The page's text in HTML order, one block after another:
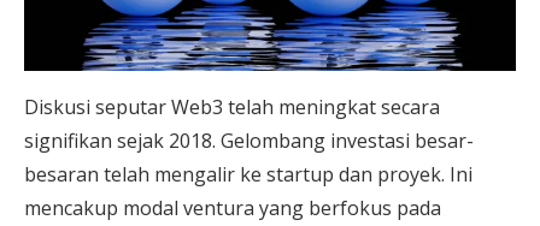
Diskusi seputar Web3 telah meningkat secara
signifikan sejak 2018. Gelombang investasi besar-
besaran telah mengalir ke startup dan proyek. Ini
mencakup modal ventura yang berfokus pada